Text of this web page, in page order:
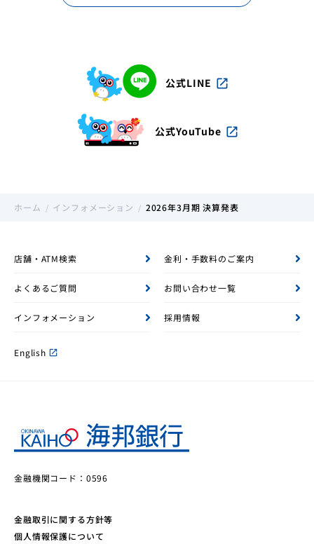
インターネットバンキング
公式LINE open_in_new
公式YouTube open_in_new
ホーム インフォメーション 2026年3月期 決算発表
店舗・ATM検索 金利・手数料のご案内
よくあるご質問 お問い合わせ一覧
インフォメーション 採用情報
English open_in_new
金融機関コード：0596
金融取引に関する方針等
個人情報保護について